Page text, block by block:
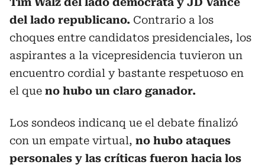
del lado republicano. Contrario a los
choques entre candidatos presidenciales, los
aspirantes a la vicepresidencia tuvieron un
encuentro cordial y bastante respetuoso en
el que no hubo un claro ganador.
Los sondeos indicanq ue el debate finalizó
con un empate virtual, no hubo ataques
personales y las críticas fueron hacia los